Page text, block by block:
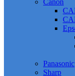
Canon
Panasonic
Sharp